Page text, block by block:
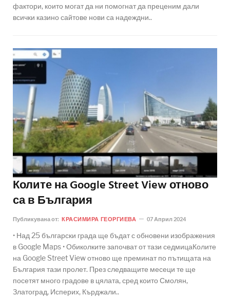
фактори, които могат да ни помогнат да преценим дали
всички казино сайтове нови са надеждни..
Колите на Google Street View отново
са в България
Публикувана от: КРАСИМИРА ГЕОРГИЕВА 07 Април 2024
• Над 25 български града ще бъдат с обновени изображения
в Google Maps • Обиколките започват от тази седмицаКолите
на Google Street View отново ще преминат по пътищата на
България тази пролет. През следващите месеци те ще
посетят много градове в цялата, сред които Смолян,
Златоград, Исперих, Кърджали..